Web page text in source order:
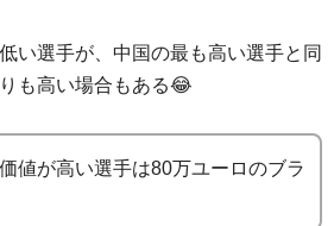
い選手が、中国の最も高い選手と同
も高い場合もある😂
値が高い選手は80万ユーロのブラ